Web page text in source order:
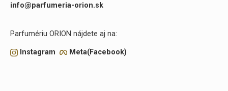
info@parfumeria-orion.sk
Parfumériu ORION nájdete aj na:
Instagram Meta(Facebook)